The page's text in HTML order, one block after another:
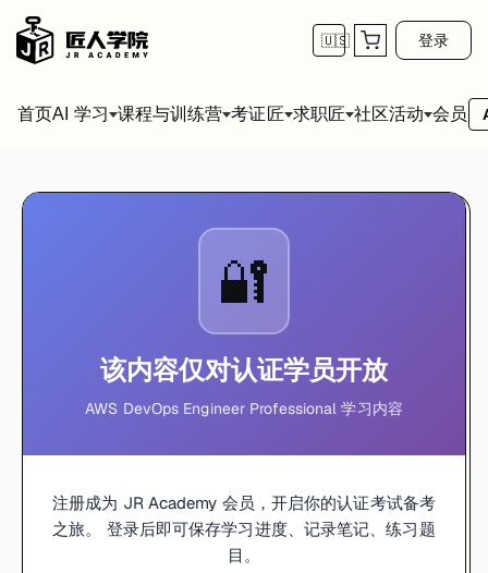
🇺🇸 登录
首页AI 学习 课程与训练营 考证匠 求职匠 社区活动 会员
🔐
该内容仅对认证学员开放
AWS DevOps Engineer Professional 学习内容
注册成为 JR Academy 会员，开启你的认证考试备考
之旅。 登录后即可保存学习进度、记录笔记、练习题
目。